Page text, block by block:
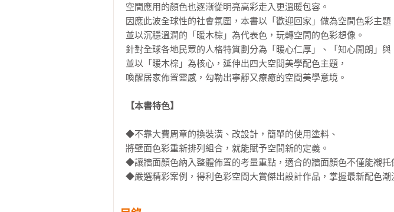
空間應用的顏色也逐漸從明亮高彩走入更溫暖包容。
因應此波全球性的社會氛圍，本書以「歡迎回家」做為空間色彩主題
並以沉穩溫潤的「暖木棕」為代表色，玩轉空間的色彩想像。
針對全球各地民眾的人格特質劃分為「暖心仁厚」、「知心開朗」與
並以「暖木棕」為核心，延伸出四大空間美學配色主題，
喚醒居家佈置靈感，勾勒出寧靜又療癒的空間美學意境。
【本書特色】
◆不靠大費周章的換裝潢、改設計，簡單的使用塗料、
將壁面色彩重新排列組合，就能賦予空間新的定義。
◆讓牆面顏色納入整體佈置的考量重點，適合的牆面顏色不僅能襯托
◆嚴選精彩案例，得利色彩空間大賞傑出設計作品，掌握最新配色潮